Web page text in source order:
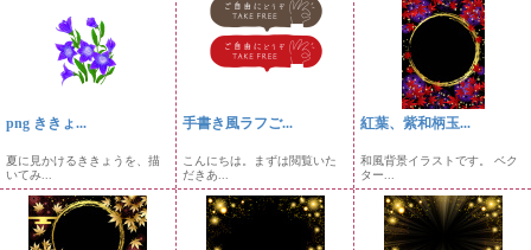
png ききょ...
夏に見かけるききょうを、描
いてみ...
手書き風ラフご...
こんにちは。まずは閲覧いた
だきあ...
紅葉、紫和柄玉...
和風背景イラストです。 ベク
ター...